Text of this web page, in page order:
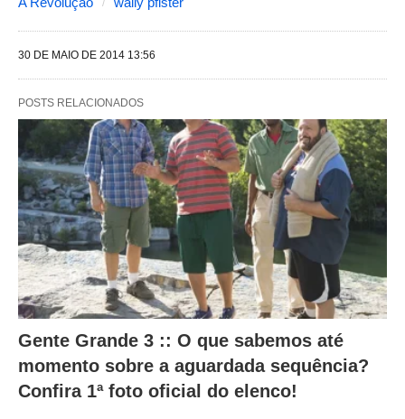
s
e
g
i
t
e
s
a
l
t
e
r
a
30 DE MAIO DE 2014 13:56
POSTS RELACIONADOS
Gente Grande 3 :: O que sabemos até
momento sobre a aguardada sequência?
Confira 1ª foto oficial do elenco!